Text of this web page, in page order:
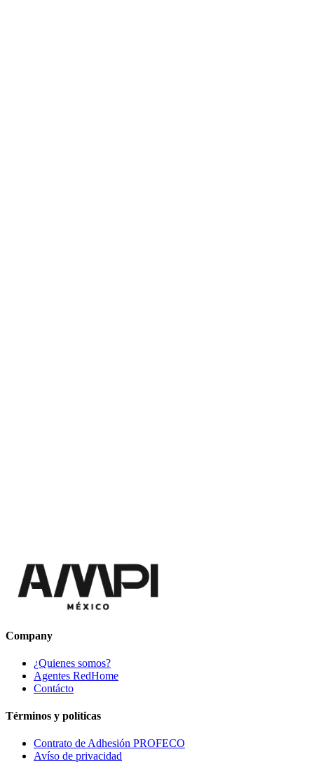
Company
¿Quienes somos?
Agentes RedHome
Contácto
Términos y políticas
Contrato de Adhesión PROFECO
Avíso de privacidad